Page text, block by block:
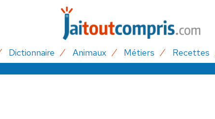
Dictionnaire Animaux Métiers Recettes